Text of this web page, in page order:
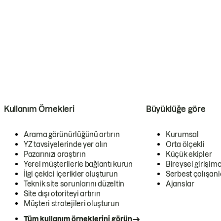
Kullanım Örnekleri
Arama görünürlüğünü artırın
YZ tavsiyelerinde yer alın
Pazarınızı araştırın
Yerel müşterilerle bağlantı kurun
İlgi çekici içerikler oluşturun
Teknik site sorunlarını düzeltin
Site dışı otoriteyi artırın
Müşteri stratejileri oluşturun
Tüm kullanım örneklerini görün
Büyüklüğe göre
Kurumsal
Orta ölçekli
Küçük ekipler
Bireysel
Serbest
Ajanslar